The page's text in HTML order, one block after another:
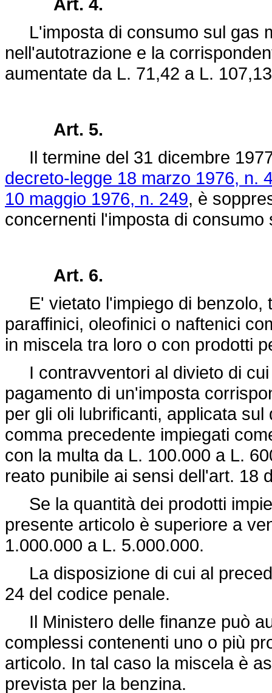
L'imposta di consumo sul gas
nell'autotrazione e la
aumentate da L. 71,42 a L.
Art. 5.
Il termine del 31 dicembre
decreto-legge 18 marzo 1976, n.
10 maggio 1976, n. 249, è
concernenti l'imposta di
Art. 6.
E' vietato l'impiego di benzolo,
paraffinici, oleofinici o naftenici
in miscela tra loro o con prodotti
I contravventori al divieto di cui
pagamento di un'imposta
per gli oli lubrificanti, applicata
comma precedente impiegati
con la multa da L. 100.000 a L.
reato punibile ai sensi dell'art. 18
Se la quantità dei prodotti
presente articolo è superiore a
1.000.000 a L. 5.000.000.
La disposizione di cui al
24 del codice penale.
Il Ministero delle finanze può
complessi contenenti uno o più
articolo. In tal caso la miscela è
prevista per la benzina.